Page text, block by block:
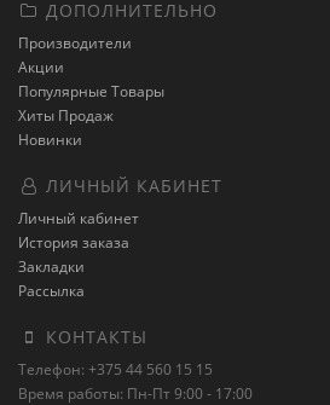
ДОПОЛНИТЕЛЬНО
Производители
Акции
Популярные Товары
Хиты Продаж
Новинки
ЛИЧНЫЙ КАБИНЕТ
Личный кабинет
История заказа
Закладки
Рассылка
КОНТАКТЫ
Телефон: +375 44 560 15 15
Время работы: Пн-Пт 9:00 - 17:00